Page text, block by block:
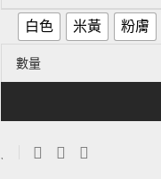
白色 米黃 粉膚
數量